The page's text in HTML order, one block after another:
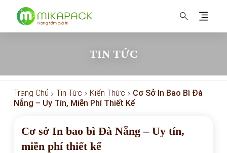
MIKAPACK Nâng tầm thương hiệu
TIN TỨC
Trang Chủ Tin Tức Kiến Thức
Cơ Sở In Bao Bì Đà
Nẵng – Uy Tín, Miễn Phí Thiết Kế
Cơ sở In bao bì Đà Nẵng – Uy tín,
miễn phí thiết kế